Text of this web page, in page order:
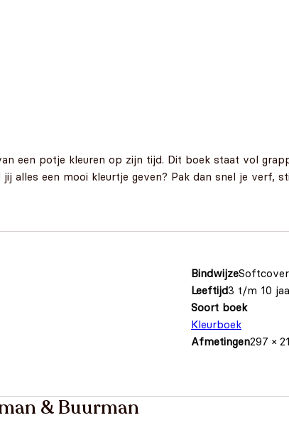
een potje kleuren op zijn tijd. Dit boek staat vol
alles een mooi kleurtje geven? Pak dan snel je verf,
BindwijzeSoftcover
Leeftijd3 t/m 10
Soort boek
Kleurboek
Afmetingen297 ×
& Buurman